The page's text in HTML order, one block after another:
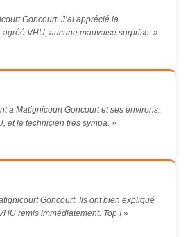
Goncourt. J’ai apprécié la
VHU, aucune mauvaise surprise. »
à Matignicourt Goncourt et ses environs.
et le technicien très sympa. »
Goncourt. Ils ont bien expliqué
remis immédiatement. Top ! »